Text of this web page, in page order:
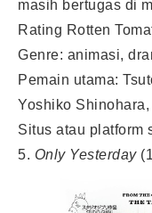
masih bertugas di
Rating Rotten
Genre: animasi,
Pemain utama:
Yoshiko
Situs atau platform
5. Only Yesterday